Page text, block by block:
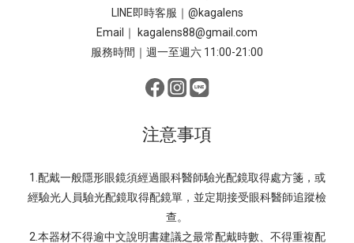
LINE即時客服｜ @kagalens
Email｜ kagalens88@gmail.com
服務時間｜週一至週六 11:00-21:00
注意事項
1.配戴一般隱形眼鏡須經過眼科醫師驗光配鏡取得處方箋，或
經驗光人員驗光配鏡取得配鏡單，並定期接受眼科醫師追蹤檢
查。
2.本器材不得逾中文說明書建議之最常配戴時數、不得重複配